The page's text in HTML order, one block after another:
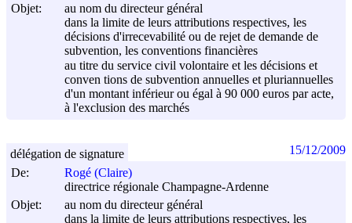
Objet:
au nom du directeur général
dans la limite de leurs attributions respectives, les
décisions d'irrecevabilité ou de rejet de demande de
subvention, les conventions financières
au titre du service civil volontaire et les décisions et
conven tions de subvention annuelles et pluriannuelles
d'un montant inférieur ou égal à 90 000 euros par acte,
à l'exclusion des marchés
De:
Rogé (Claire)
directrice régionale Champagne-Ardenne
Objet:
au nom du directeur général
dans la limite de leurs attributions respectives, les
délégation de signature 15/12/2009